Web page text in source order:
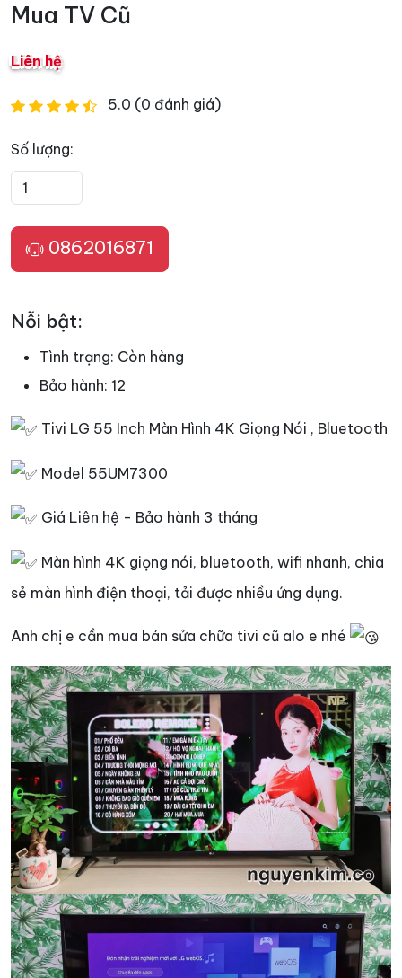
Mua TV Cũ
Liên hệ
5.0 (0 đánh giá)
Số lượng:
0862016871
Nỗi bật:
Tình trạng: Còn hàng
Bảo hành: 12
Tivi LG 55 Inch Màn Hình 4K Giọng Nói , Bluetooth
Model 55UM7300
Giá Liên hệ - Bảo hành 3 tháng
Màn hình 4K giọng nói, bluetooth, wifi nhanh, chia
sẻ màn hình điện thoại, tải được nhiều ứng dụng.
Anh chị e cần mua bán sửa chữa tivi cũ alo e nhé